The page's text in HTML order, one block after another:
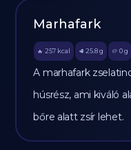
Marhafark
🔥 257 kcal 🥩 25.8 g 🥔 0g
A marhafark
húsrész, ami kiváló
bőre alatt zsír lehet.